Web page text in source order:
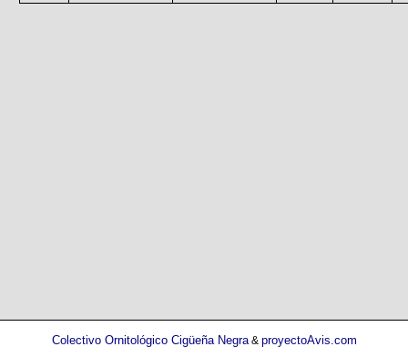
Colectivo Ornitológico Cigüeña Negra& proyectoAvis.com